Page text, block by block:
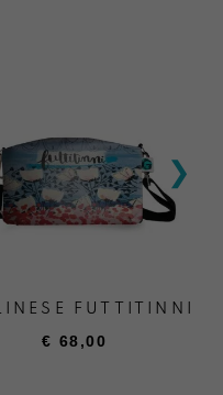
FUTTITINNI
€ 68,00